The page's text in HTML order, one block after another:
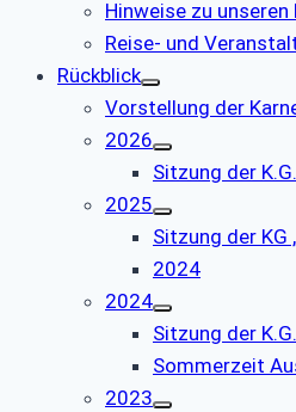
Hinweise zu unseren
Reise- und
Rückblick
Vorstellung der
2026
Sitzung der
2025
Sitzung der KG
2024
2024
Sitzung der
Sommerzeit
2023